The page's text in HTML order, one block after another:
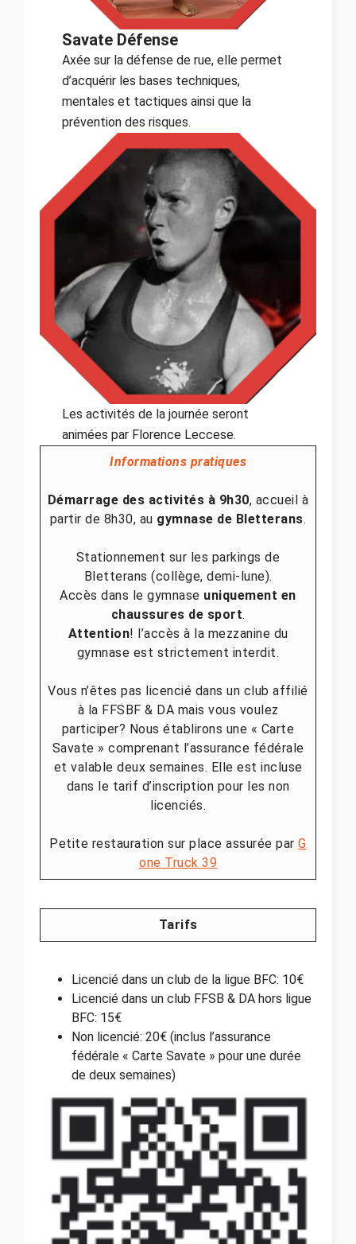
Savate Défense
Axée sur la défense de rue, elle permet
d’acquérir les bases techniques,
mentales et tactiques ainsi que la
prévention des risques.
Les activités de la journée seront
animées par Florence Leccese.
Informations pratiques
Démarrage des activités à 9h30, accueil à
partir de 8h30, au gymnase de Bletterans.
Stationnement sur les parkings de
Bletterans (collège, demi-lune).
Accès dans le gymnase uniquement en
chaussures de sport.
Attention! l’accès à la mezzanine du
gymnase est strictement interdit.
Vous n’êtes pas licencié dans un club affilié
à la FFSBF & DA mais vous voulez
participer? Nous établirons une « Carte
Savate » comprenant l’assurance fédérale
et valable deux semaines. Elle est incluse
dans le tarif d’inscription pour les non
licenciés.
Petite restauration sur place assurée parG
one Truck 39
Tarifs
Licencié dans un club de la ligue BFC: 10€
Licencié dans un club FFSB & DA hors ligue
BFC: 15€
Non licencié: 20€ (inclus l’assurance
fédérale « Carte Savate » pour une durée
de deux semaines)